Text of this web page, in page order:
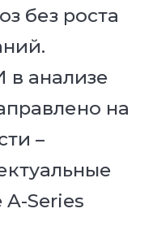
без роста
в анализе
на
–
Series